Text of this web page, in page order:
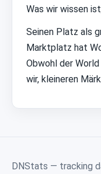
Was wir wissen
Seinen Platz als
Marktplatz hat
Obwohl der
wir, kleineren
DNStats — tracking